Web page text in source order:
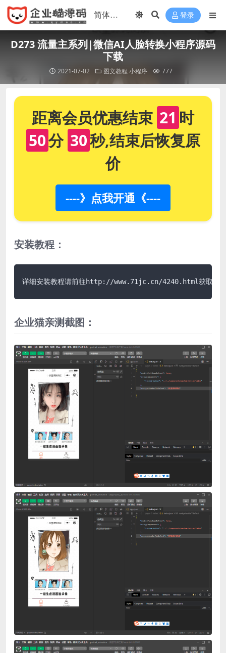
登录
D273 流量主系列|微信AI人脸转换小程序源码
下载
2021-07-02 图文教程 小程序 777
距离会员优惠结束 21 时
50分 30秒,结束后恢复原
价
----》点我开通《----
安装教程：
详细安装教程请前往http://www.71jc.cn/4240.html获取说
企业猫亲测截图：